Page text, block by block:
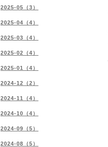
2025-05（3）
2025-04（4）
2025-03（4）
2025-02（4）
2025-01（4）
2024-12（2）
2024-11（4）
2024-10（4）
2024-09（5）
2024-08（5）